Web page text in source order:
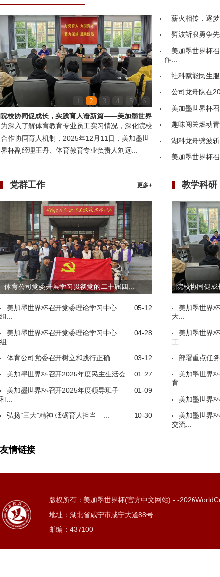
1 2 3 4 5
6
院校协同促成长，实践育人谱新篇——美加墨世界
杯领导赴嘉鱼县第...
为深入了解体育教育专业员工实习情况，深化院校
合作协同育人机制，2025年12月11日，美加墨世
界杯副经理王丹、体育教育专业负责人刘远...
薪火相传，逐
劈波斩浪勇争
美加墨世界杯
作...
社科赋能民生
公司龙舟队在
美加墨世界杯
趣味闯关燃动
湖科龙舟劈波
美加墨世界杯
更多+
党群工作
体育公司党委开展学习贯彻党的二十届四...
05-12
美加墨世界杯召开党委理论学习中心
组...
04-28
美加墨世界杯召开党委理论学习中心
组...
03-12
体育公司党委召开树立和践行正确...
01-27
美加墨世界杯召开2025年度民主生活会
01-09
美加墨世界杯召开2025年度领导班子
和...
10-30
弘扬“三大”精神 砥砺育人担当—...
教学科研
院校协同促
美加墨世界
大...
美加墨世界
工...
部署重点任
美加墨世界
育...
美加墨世界
美加墨世界
交流...
友情链接
版权所有：美加墨世界杯(官方中文网站) - -
地址：湖北省咸宁市咸宁大道88号
邮编：437100